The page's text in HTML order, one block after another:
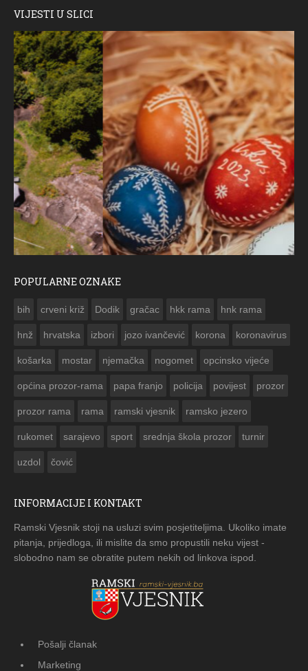
VIJESTI U SLICI
POPULARNE OZNAKE
bih crveni križ Dodik gračac hkk rama hnk rama
hnž hrvatska izbori jozo ivančević korona koronavirus
košarka mostar njemačka nogomet opcinsko vijeće
općina prozor-rama papa franjo policija povijest prozor
prozor rama rama ramski vjesnik ramsko jezero
rukomet sarajevo sport srednja škola prozor turnir
uzdol čović
INFORMACIJE I KONTAKT
Ramski Vjesnik stoji na usluzi svim posjetiteljima. Ukoliko imate
pitanja, prijedloga, ili mislite da smo propustili neku vijest -
slobodno nam se obratite putem nekih od linkova ispod.
Pošalji članak
Marketing